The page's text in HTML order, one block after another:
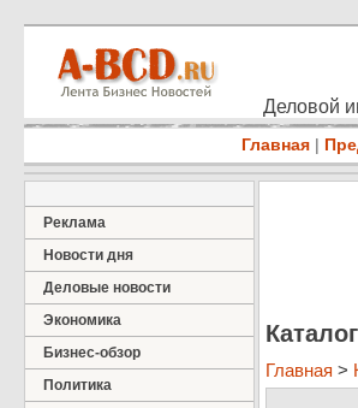
Деловой
Главная |
Реклама
Новости дня
Деловые новости
Экономика
Бизнес-обзор
Политика
Главная >